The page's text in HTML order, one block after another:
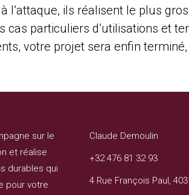
ils réalisent le plus
particuliers d’utilisations et
votre projet sera enfin
sur le
et réalise
durables qui
pour votre
Claude Demoulin
+32 476 81 32 93
4 Rue François Paul,